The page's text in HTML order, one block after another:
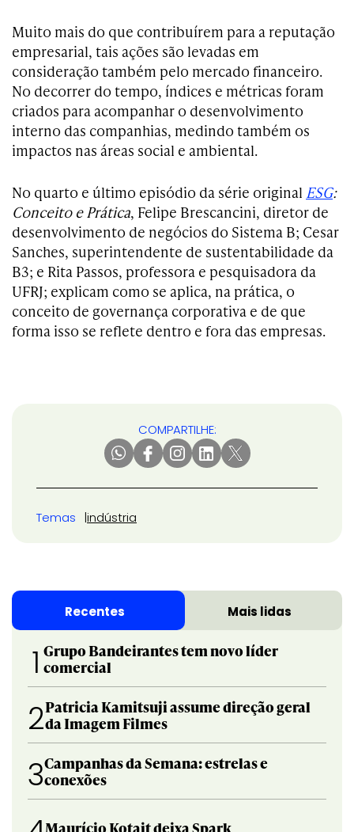
Muito mais do que contribuírem para a reputação
empresarial, tais ações são levadas em
consideração também pelo mercado financeiro.
No decorrer do tempo, índices e métricas foram
criados para acompanhar o desenvolvimento
interno das companhias, medindo também os
impactos nas áreas social e ambiental.
No quarto e último episódio da série original ESG:
Conceito e Prática, Felipe Brescancini, diretor de
desenvolvimento de negócios do Sistema B; Cesar
Sanches, superintendente de sustentabilidade da
B3; e Rita Passos, professora e pesquisadora da
UFRJ; explicam como se aplica, na prática, o
conceito de governança corporativa e de que
forma isso se reflete dentro e fora das empresas.
COMPARTILHE:
Temas indústria
Recentes Mais lidas
1 Grupo Bandeirantes tem novo líder
comercial
2Patricia Kamitsuji assume direção geral
da Imagem Filmes
3Campanhas da Semana: estrelas e
conexões
Maurício Kotait deixa Spark